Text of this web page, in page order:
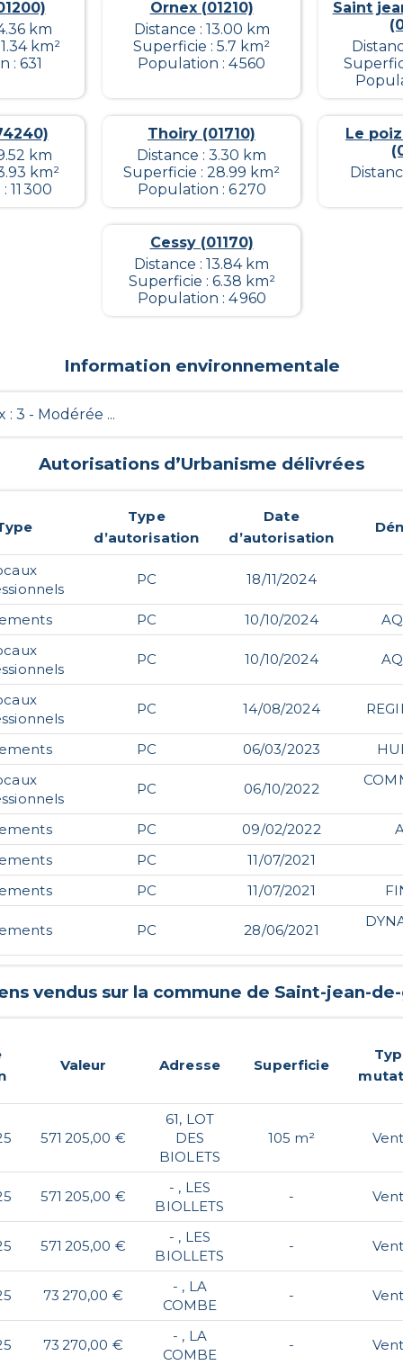
km
km²
: 631
Ornex (01210)
Distance : 13.00 km
Superficie : 5.7 km²
Population : 4 560
Saint
km
km²
11 300
Thoiry (01710)
Distance : 3.30 km
Superficie : 28.99 km²
Population : 6 270
Le
Cessy (01170)
Distance : 13.84 km
Superficie : 6.38 km²
Population : 4 960
Information environnementale
: 3 - Modérée ...
Autorisations d’Urbanisme délivrées
Type
d’autorisation
Date
d’autorisation
PC 18/11/2024
PC 10/10/2024
PC 10/10/2024
PC 14/08/2024
PC 06/03/2023
PC 06/10/2022
PC 09/02/2022
PC
11/07/2021
PC 11/07/2021
PC 28/06/2021
vendus sur la commune de Saint-jean-
Valeur Adresse Superficie
571 205,00 €
61, LOT
DES
BIOLETS
105 m²
571 205,00 €
- , LES
BIOLLETS
-
571 205,00 €
- , LES
BIOLLETS
-
73 270,00 €
- , LA
COMBE
-
73 270,00 €
- , LA
COMBE
-